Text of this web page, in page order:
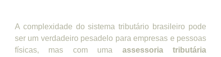
A complexidade do sistema tributário brasileiro pode
ser um verdadeiro pesadelo para empresas e pessoas
físicas, mas com uma assessoria tributária